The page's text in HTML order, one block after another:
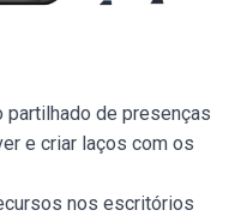
partilhado de presenças
e criar laços com os
nos escritórios